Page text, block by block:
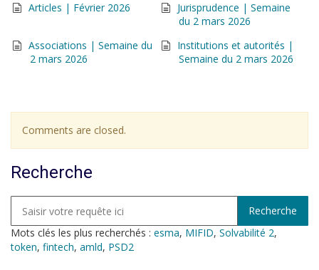
Articles | Février 2026
Jurisprudence | Semaine
du 2 mars 2026
Associations | Semaine du
2 mars 2026
Institutions et autorités |
Semaine du 2 mars 2026
Comments are closed.
Recherche
Mots clés les plus recherchés : esma, MIFID, Solvabilité 2,
token, fintech, amld, PSD2